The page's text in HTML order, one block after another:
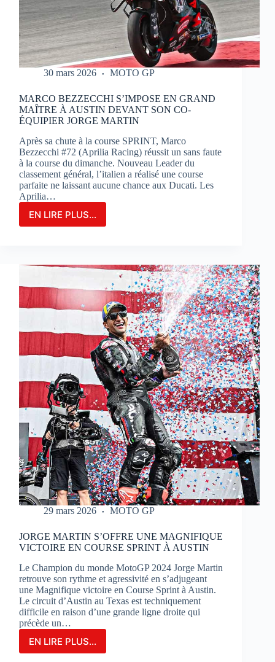
30 mars 2026 MOTO GP
MARCO BEZZECCHI S’IMPOSE EN GRAND
MAÎTRE À AUSTIN DEVANT SON CO-
ÉQUIPIER JORGE MARTIN
Après sa chute à la course SPRINT, Marco
Bezzecchi #72 (Aprilia Racing) réussit un sans faute
à la course du dimanche. Nouveau Leader du
classement général, l’italien a réalisé une course
parfaite ne laissant aucune chance aux Ducati. Les
Aprilia…
EN LIRE PLUS...
MARCO
GRAND
À
AUSTIN
DEVANT
CO-
ÉQUIPIER
JORGE
MARTIN
29 mars 2026 MOTO GP
JORGE MARTIN S’OFFRE UNE MAGNIFIQUE
VICTOIRE EN COURSE SPRINT À AUSTIN
Le Champion du monde MotoGP 2024 Jorge Martin
retrouve son rythme et agressivité en s’adjugeant
une Magnifique victoire en Course Sprint à Austin.
Le circuit d’Austin au Texas est techniquement
difficile en raison d’une grande ligne droite qui
précède un…
EN LIRE PLUS...
JORGE